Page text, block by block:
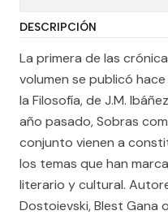
DESCRIPCIÓN
La primera de las
volumen se publicó
la Filosofía, de J.M.
año pasado, Sobras
conjunto vienen a
los temas que han
literario y cultural.
Dostoievski, Blest Gana